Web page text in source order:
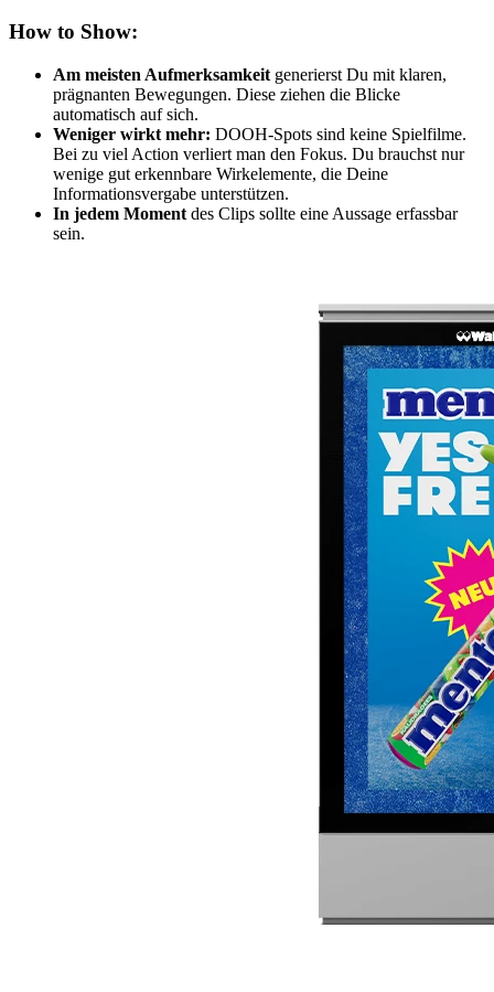
How to Show:
Am meisten Aufmerksamkeit generierst Du mit klaren,
prägnanten Bewegungen. Diese ziehen die Blicke
automatisch auf sich.
Weniger wirkt mehr: DOOH-Spots sind keine Spielfilme.
Bei zu viel Action verliert man den Fokus. Du brauchst nur
wenige gut erkennbare Wirkelemente, die Deine
Informationsvergabe unterstützen.
In jedem Moment des Clips sollte eine Aussage erfassbar
sein.